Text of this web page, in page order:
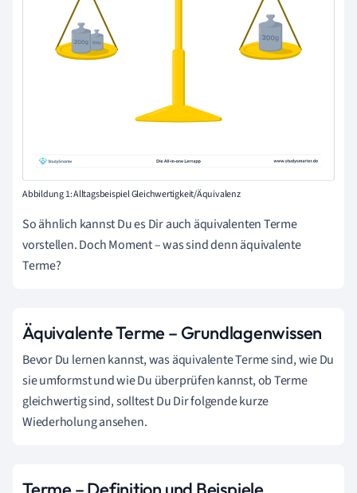
Abbildung 1: Alltagsbeispiel Gleichwertigkeit/Äquivalenz
So ähnlich kannst Du es Dir auch äquivalenten Terme
vorstellen. Doch Moment – was sind denn äquivalente
Terme?
Äquivalente Terme – Grundlagenwissen
Bevor Du lernen kannst, was äquivalente Terme sind, wie Du
sie umformst und wie Du überprüfen kannst, ob Terme
gleichwertig sind, solltest Du Dir folgende kurze
Wiederholung ansehen.